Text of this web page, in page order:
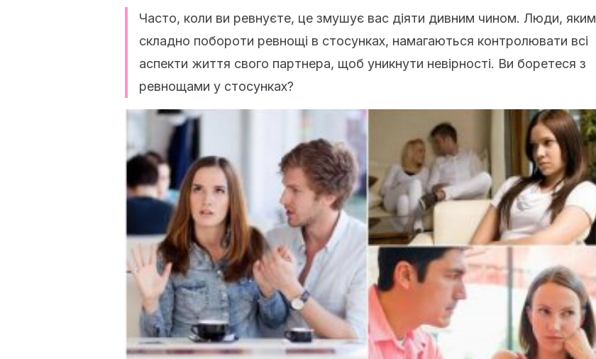
Часто, коли ви ревнуєте, це змушує вас діяти дивним чином. Люди, яким
складно побороти ревнощі в стосунках, намагаються контролювати всі
аспекти життя свого партнера, щоб уникнути невірності. Ви боретеся з
ревнощами у стосунках?